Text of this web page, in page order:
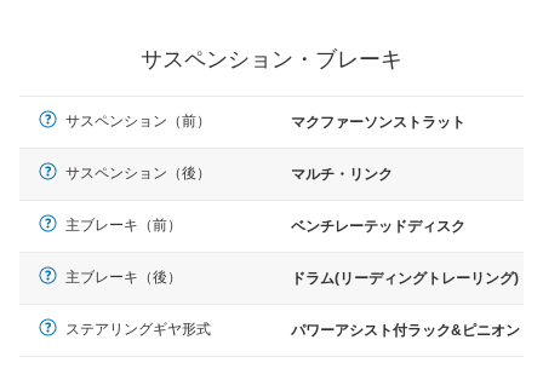
サスペンション・ブレーキ
サスペンション（前） マクファーソンストラット
サスペンション（後） マルチ・リンク
主ブレーキ（前） ベンチレーテッドディスク
主ブレーキ（後） ドラム(リーディングトレーリング)
ステアリングギヤ形式 パワーアシスト付ラック&ピニオン